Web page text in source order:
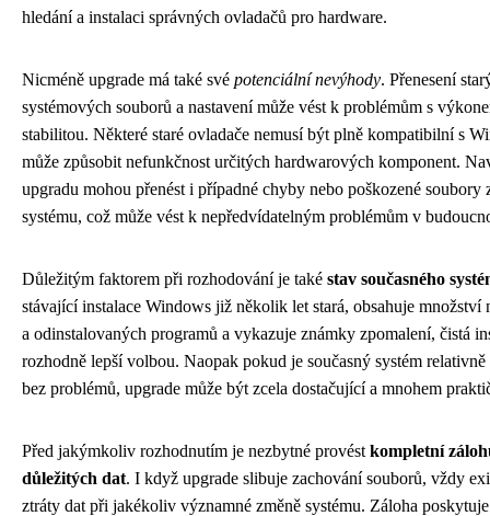
hledání a instalaci správných ovladačů pro hardware.
Nicméně upgrade má také své potenciální nevýhody. Přenesení
systémových souborů a nastavení může vést k problémům s
stabilitou. Některé staré ovladače nemusí být plně kompatibilní s
může způsobit nefunkčnost určitých hardwarových komponent.
upgradu mohou přenést i případné chyby nebo poškozené soubory
systému, což může vést k nepředvídatelným problémům v
Důležitým faktorem při rozhodování je také stav současného
stávající instalace Windows již několik let stará, obsahuje množství
a odinstalovaných programů a vykazuje známky zpomalení, čistá
rozhodně lepší volbou. Naopak pokud je současný systém
bez problémů, upgrade může být zcela dostačující a mnohem
Před jakýmkoliv rozhodnutím je nezbytné provést kompletní
důležitých dat. I když upgrade slibuje zachování souborů, vždy
ztráty dat při jakékoliv významné změně systému. Záloha